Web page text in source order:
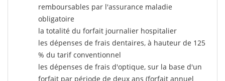
remboursables par l'assurance maladie
obligatoire
la totalité du forfait journalier hospitalier
les dépenses de frais dentaires, à hauteur de 125
% du tarif conventionnel
les dépenses de frais d'optique, sur la base d'un
forfait par période de deux ans (forfait annuel